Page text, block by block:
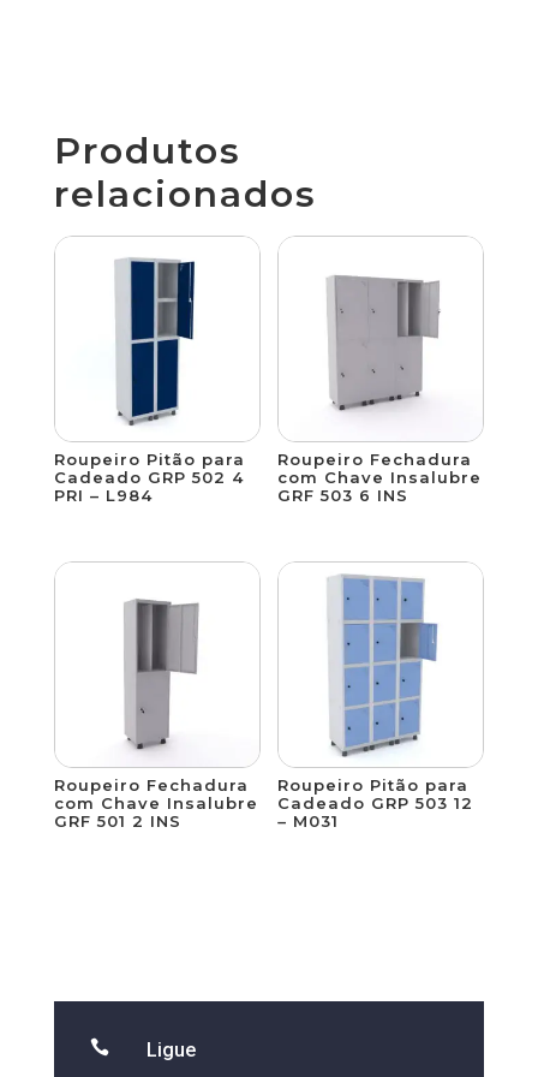
Produtos
relacionados
Roupeiro Pitão para
Cadeado GRP 502 4
PRI – L984
Roupeiro Fechadura
com Chave Insalubre
GRF 503 6 INS
Roupeiro Fechadura
com Chave Insalubre
GRF 501 2 INS
Roupeiro Pitão para
Cadeado GRP 503 12
– M031
 Ligue